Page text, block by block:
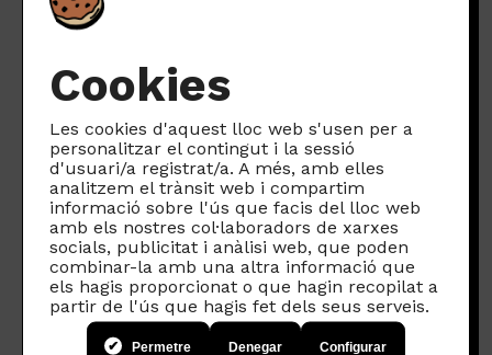
Cookies
Les cookies d'aquest lloc web s'usen per a
personalitzar el contingut i la sessió
d'usuari/a registrat/a. A més, amb elles
analitzem el trànsit web i compartim
informació sobre l'ús que facis del lloc web
amb els nostres col·laboradors de xarxes
socials, publicitat i anàlisi web, que poden
combinar-la amb una altra informació que
els hagis proporcionat o que hagin recopilat a
partir de l'ús que hagis fet dels seus serveis.
Permetre Denegar Configurar
utopia?
I per finalitzar l’entrevista, formulem
sempre la mateixa pregunta a les
nostres convidades o convidats. En
aquest cas la Flàvia ho té clar: l’ètica no
és una utopia, sinó una sèrie de“futurs
factibles”i fa referència al llibre
“Ecotopías” que va realitzar amb
Greenpeace.